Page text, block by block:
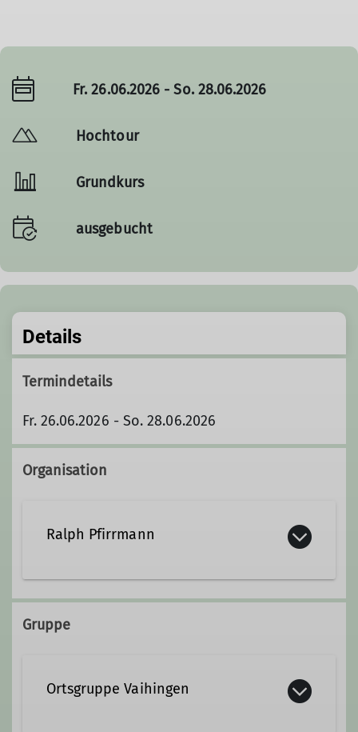
Fr. 26.06.2026 - So. 28.06.2026
Hochtour
Grundkurs
ausgebucht
Details
Termindetails
Fr. 26.06.2026 - So. 28.06.2026
Organisation
Ralph Pfirrmann
Kontakt aufnehmen
Gruppe
Ortsgruppe Vaihingen